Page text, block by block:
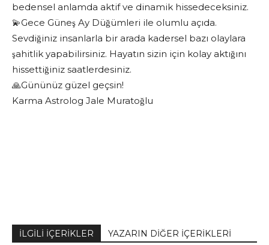
bedensel anlamda aktif ve dinamik hissedeceksiniz.
💫Gece Güneş Ay Düğümleri ile olumlu açıda.
Sevdiğiniz insanlarla bir arada kadersel bazı olaylara
şahitlik yapabilirsiniz. Hayatın sizin için kolay aktığını
hissettiğiniz saatlerdesiniz.
🙏Gününüz güzel geçsin!
Karma Astrolog Jale Muratoğlu
İLGİLİ İÇERİKLER YAZARIN DİĞER İÇERİKLERİ